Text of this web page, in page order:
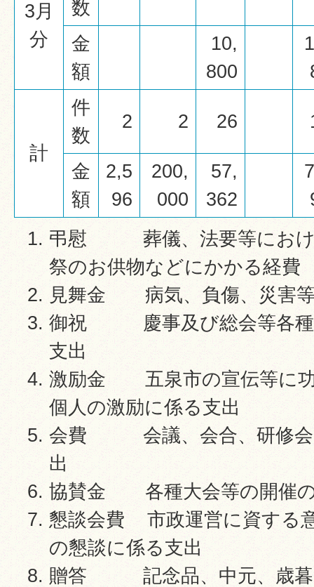
3月
分
数
金
額
10,
800
計
件
数
2 2 26
金
額
2,5
96
200,
000
57,
362
弔慰 葬儀、法要等におけ
祭のお供物などにかかる経費
見舞金 病気、負傷、災害等
御祝 慶事及び総会等各種
支出
激励金 五泉市の宣伝等に功
個人の激励に係る支出
会費 会議、会合、研修会
出
協賛金 各種大会等の開催の
懇談会費 市政運営に資する
の懇談に係る支出
贈答 記念品、中元、歳暮